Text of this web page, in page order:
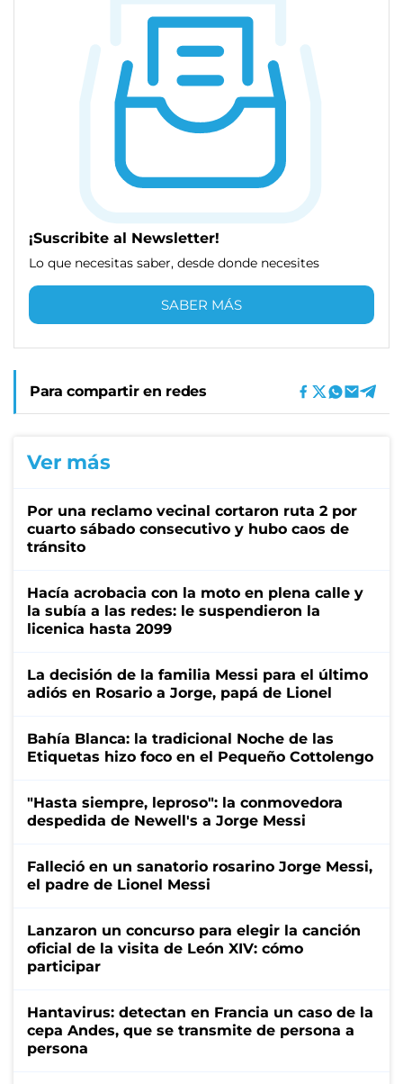
¡Suscribite al Newsletter!
Lo que necesitas saber, desde donde necesites
SABER MÁS
Para compartir en redes
Ver más
Por una reclamo vecinal cortaron ruta 2 por
cuarto sábado consecutivo y hubo caos de
tránsito
Hacía acrobacia con la moto en plena calle y
la subía a las redes: le suspendieron la
licenica hasta 2099
La decisión de la familia Messi para el último
adiós en Rosario a Jorge, papá de Lionel
Bahía Blanca: la tradicional Noche de las
Etiquetas hizo foco en el Pequeño Cottolengo
"Hasta siempre, leproso": la conmovedora
despedida de Newell's a Jorge Messi
Falleció en un sanatorio rosarino Jorge Messi,
el padre de Lionel Messi
Lanzaron un concurso para elegir la canción
oficial de la visita de León XIV: cómo
participar
Hantavirus: detectan en Francia un caso de la
cepa Andes, que se transmite de persona a
persona